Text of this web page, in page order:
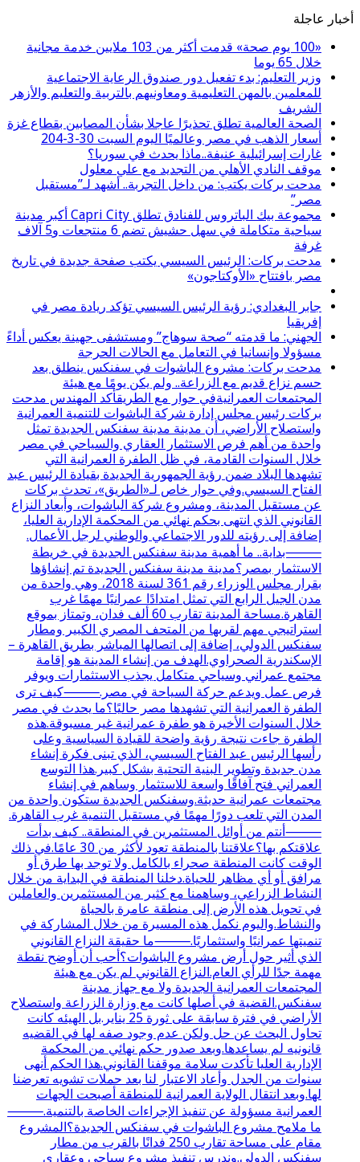
أخبار عاجلة
«100 يوم صحة» قدمت أكثر من 103 ملايين خدمة مجانية
خلال 65 يوما
وزير التعليم: بدء تفعيل دور صندوق الرعاية الاجتماعية
للمعلمين بالمهن التعليمية ومعاونيهم بالتربية والتعليم والأزهر
الشريف
الصحة العالمية تطلق تحذيرًا عاجلا بشأن المصابين بقطاع غزة
أسعار الذهب في مصر وعالميًا اليوم السبت 30-3-204
غارات إسرائيلية عنيفة..ماذا يحدث في سوريا؟
موقف النادي الأهلي من التجديد مع علي معلول
مدحت بركات يكتب: من داخل التجربة.. أشهد لـ”مستقبل
مصر”
مجموعة بيك الباتروس للفنادق تطلق Capri City أكبر مدينة
سياحية متكاملة في سهل حشيش تضم 6 منتجعات و5 آلاف
غرفة
مدحت بركات: الرئيس السيسي يكتب صفحة جديدة في تاريخ
مصر بافتتاح «الأوكتاجون»
جابر البغدادي: رؤية الرئيس السيسي تؤكد ريادة مصر في
إفريقيا
الجهني: ما قدمته “صحة سوهاج” ومستشفى جهينة يعكس أداءً
مسؤولا وإنسانيا في التعامل مع الحالات الحرجة
مدحت بركات: مشروع الباشوات في سفنكس ينطلق بعد
حسم نزاع قديم مع الزراعة.. ولم يكن يومًا مع هيئة
المجتمعات العمرانيةفي حوار مع الطريقأكد المهندس مدحت
بركات رئيس مجلس إدارة شركة الباشوات للتنمية العمرانية
واستصلاح الأراضي، أن مدينة مدينة سفنكس الجديدة تمثل
واحدة من أهم فرص الاستثمار العقاري والسياحي في مصر
خلال السنوات القادمة، في ظل الطفرة العمرانية التي
تشهدها البلاد ضمن رؤية الجمهورية الجديدة بقيادة الرئيس عبد
الفتاح السيسي.وفي حوار خاص لـ«الطريق»، تحدث بركات
عن مستقبل المدينة، ومشروع شركة الباشوات، وأبعاد النزاع
القانوني الذي انتهى بحكم نهائي من المحكمة الإدارية العليا،
إضافة إلى رؤيته للدور الاجتماعي والوطني لرجل الأعمال.
⸻بداية.. ما أهمية مدينة سفنكس الجديدة في خريطة
الاستثمار بمصر؟مدينة مدينة سفنكس الجديدة تم إنشاؤها
بقرار مجلس الوزراء رقم 361 لسنة 2018، وهي واحدة من
مدن الجيل الرابع التي تمثل امتدادًا عمرانيًا مهمًا غرب
القاهرة.مساحة المدينة تقارب 60 ألف فدان، وتمتاز بموقع
استراتيجي مهم لقربها من المتحف المصري الكبير ومطار
سفنكس الدولي، إضافة إلى اتصالها المباشر بطريق القاهرة –
الإسكندرية الصحراوي.الهدف من إنشاء المدينة هو إقامة
مجتمع عمراني وسياحي متكامل يجذب الاستثمارات ويوفر
فرص عمل ويدعم حركة السياحة في مصر.⸻كيف ترى
الطفرة العمرانية التي تشهدها مصر حاليًا؟ما يحدث في مصر
خلال السنوات الأخيرة هو طفرة عمرانية غير مسبوقة.هذه
الطفرة جاءت نتيجة رؤية واضحة للقيادة السياسية وعلى
رأسها الرئيس عبد الفتاح السيسي، الذي تبنى فكرة إنشاء
مدن جديدة وتطوير البنية التحتية بشكل كبير.هذا التوسع
العمراني فتح آفاقًا واسعة للاستثمار وساهم في إنشاء
مجتمعات عمرانية حديثة.وسفنكس الجديدة ستكون واحدة من
المدن التي تلعب دورًا مهمًا في مستقبل التنمية غرب القاهرة.
⸻أنتم من أوائل المستثمرين في المنطقة.. كيف بدأت
علاقتكم بها؟علاقتنا بالمنطقة تعود لأكثر من 30 عامًا.في ذلك
الوقت كانت المنطقة صحراء بالكامل ولا توجد بها طرق أو
مرافق أو أي مظاهر للحياة.دخلنا المنطقة في البداية من خلال
النشاط الزراعي، وساهمنا مع كثير من المستثمرين والعاملين
في تحويل هذه الأرض إلى منطقة عامرة بالحياة
والنشاط.واليوم نكمل هذه المسيرة من خلال المشاركة في
تنميتها عمرانيًا واستثماريًا.⸻ما حقيقة النزاع القانوني
الذي أثير حول أرض مشروع الباشوات؟أحب أن أوضح نقطة
مهمة جدًا للرأي العام.النزاع القانوني لم يكن مع هيئة
المجتمعات العمرانية الجديدة ولا مع جهاز مدينة
سفنكس.القضية في أصلها كانت مع وزارة الزراعة واستصلاح
الأراضي في فترة سابقة على ثورة 25 يناير.بل الهيئه كانت
تحاول البحث عن حل ولكن عدم وجود صفه لها في القضيه
قانونيه لم يساعدها.وبعد صدور حكم نهائي من المحكمة
الإدارية العليا تأكدت سلامة موقفنا القانوني.هذا الحكم أنهى
سنوات من الجدل وأعاد الاعتبار لنا بعد حملات تشويه تعرضنا
لها.وبعد انتقال الولاية العمرانية للمنطقة أصبحت الجهات
العمرانية مسؤولة عن تنفيذ الإجراءات الخاصة بالتنمية.⸻
ما ملامح مشروع الباشوات في سفنكس الجديدة؟المشروع
مقام على مساحة تقارب 250 فدانًا بالقرب من مطار
سفنكس الدولي.وندرس تنفيذ مشروع سياحي وعقاري